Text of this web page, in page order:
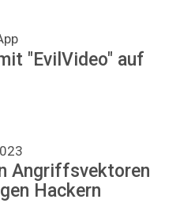
"EvilVideo" auf
Angriffsvektoren
Hackern